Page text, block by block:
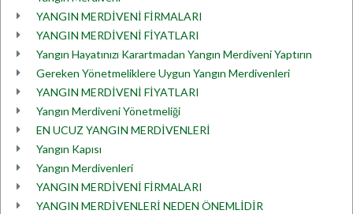
YANGIN MERDİVENİ FİRMALARI
YANGIN MERDİVENİ FİYATLARI
Yangın Hayatınızı Karartmadan Yangın Merdiveni Yaptırın
Gereken Yönetmeliklere Uygun Yangın Merdivenleri
YANGIN MERDİVENİ FİYATLARI
Yangın Merdiveni Yönetmeliği
EN UCUZ YANGIN MERDİVENLERİ
Yangın Kapısı
Yangın Merdivenleri
YANGIN MERDİVENİ FİRMALARI
YANGIN MERDİVENLERİ NEDEN ÖNEMLİDİR